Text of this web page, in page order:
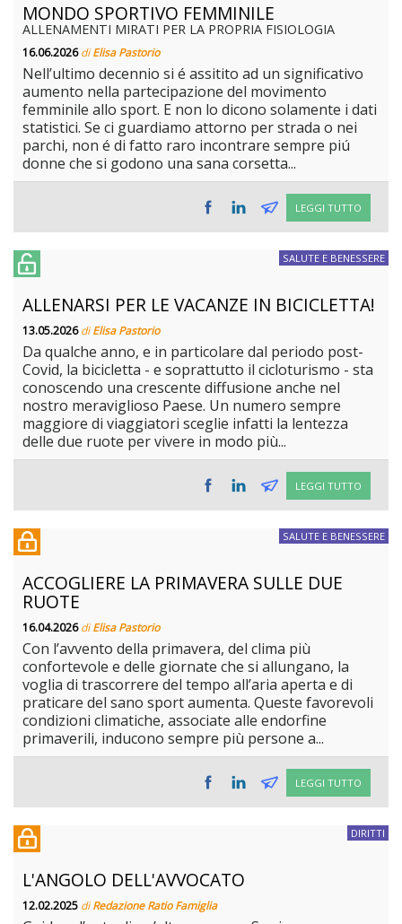
MONDO SPORTIVO FEMMINILE
ALLENAMENTI MIRATI PER LA PROPRIA FISIOLOGIA
16.06.2026diElisa Pastorio
Nell’ultimo decennio si é assitito ad un significativo
aumento nella partecipazione del movimento
femminile allo sport. E non lo dicono solamente i dati
statistici. Se ci guardiamo attorno per strada o nei
parchi, non é di fatto raro incontrare sempre piú
donne che si godono una sana corsetta...
LEGGI TUTTO
SALUTE E BENESSERE
ALLENARSI PER LE VACANZE IN BICICLETTA!
13.05.2026diElisa Pastorio
Da qualche anno, e in particolare dal periodo post-
Covid, la bicicletta - e soprattutto il cicloturismo - sta
conoscendo una crescente diffusione anche nel
nostro meraviglioso Paese. Un numero sempre
maggiore di viaggiatori sceglie infatti la lentezza
delle due ruote per vivere in modo più...
LEGGI TUTTO
SALUTE E BENESSERE
ACCOGLIERE LA PRIMAVERA SULLE DUE
RUOTE
16.04.2026diElisa Pastorio
Con l’avvento della primavera, del clima più
confortevole e delle giornate che si allungano, la
voglia di trascorrere del tempo all’aria aperta e di
praticare del sano sport aumenta. Queste favorevoli
condizioni climatiche, associate alle endorfine
primaverili, inducono sempre più persone a...
LEGGI TUTTO
DIRITTI
L'ANGOLO DELL'AVVOCATO
12.02.2025 diRedazione Ratio Famiglia